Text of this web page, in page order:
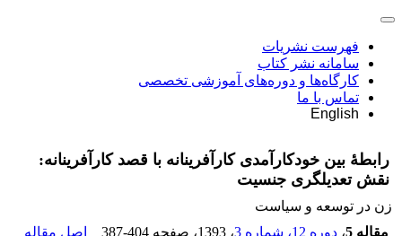
فهرست نشریات
سامانه نشر کتاب
کارگاه‌ها و دوره‌های آموزشی تخصصی
تماس با ما
English
رابطۀ بین خودکارآمدی کارآفرینانه با قصد کارآفرینانه:
نقش تعدیلگری جنسیت
زن در توسعه و سیاست
مقاله 5
، دوره 12، شماره 3 ، 1393 ، صفحه 387-404
اصل مقاله